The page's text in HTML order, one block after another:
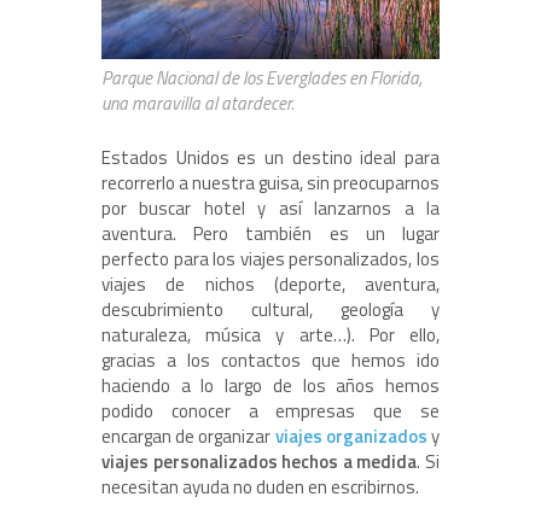
Parque Nacional de los Everglades en Florida,
una maravilla al atardecer.
Estados Unidos es un destino ideal para
recorrerlo a nuestra guisa, sin preocuparnos
por buscar hotel y así lanzarnos a la
aventura. Pero también es un lugar
perfecto para los viajes personalizados, los
viajes de nichos (deporte, aventura,
descubrimiento cultural, geología y
naturaleza, música y arte…). Por ello,
gracias a los contactos que hemos ido
haciendo a lo largo de los años hemos
podido conocer a empresas que se
encargan de organizarviajes organizadosy
viajes personalizados hechos a medida. Si
necesitan ayuda no duden en escribirnos.